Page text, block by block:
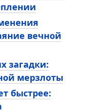
вечной
загадки:
мерзлоты
быстрее: